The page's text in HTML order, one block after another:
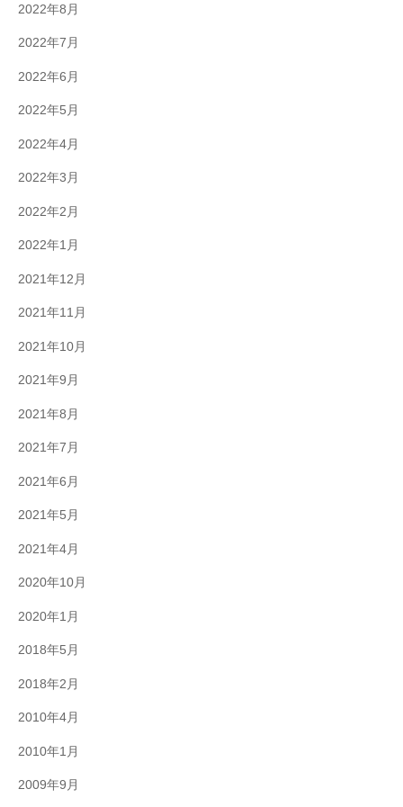
2022年8月
2022年7月
2022年6月
2022年5月
2022年4月
2022年3月
2022年2月
2022年1月
2021年12月
2021年11月
2021年10月
2021年9月
2021年8月
2021年7月
2021年6月
2021年5月
2021年4月
2020年10月
2020年1月
2018年5月
2018年2月
2010年4月
2010年1月
2009年9月